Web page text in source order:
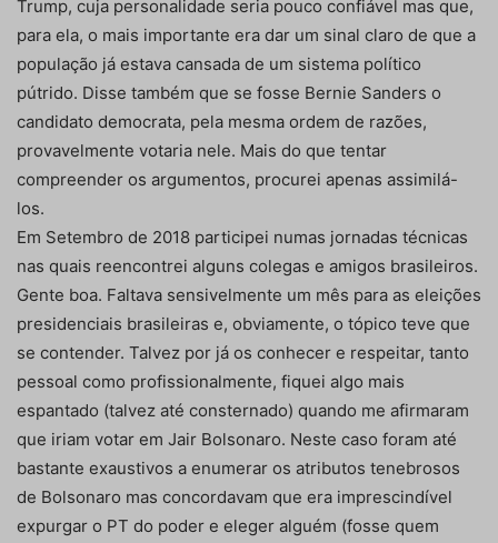
Trump, cuja personalidade seria pouco confiável mas que,
para ela, o mais importante era dar um sinal claro de que a
população já estava cansada de um sistema político
pútrido. Disse também que se fosse Bernie Sanders o
candidato democrata, pela mesma ordem de razões,
provavelmente votaria nele. Mais do que tentar
compreender os argumentos, procurei apenas assimilá-
los.
Em Setembro de 2018 participei numas jornadas técnicas
nas quais reencontrei alguns colegas e amigos brasileiros.
Gente boa. Faltava sensivelmente um mês para as eleições
presidenciais brasileiras e, obviamente, o tópico teve que
se contender. Talvez por já os conhecer e respeitar, tanto
pessoal como profissionalmente, fiquei algo mais
espantado (talvez até consternado) quando me afirmaram
que iriam votar em Jair Bolsonaro. Neste caso foram até
bastante exaustivos a enumerar os atributos tenebrosos
de Bolsonaro mas concordavam que era imprescindível
expurgar o PT do poder e eleger alguém (fosse quem